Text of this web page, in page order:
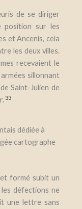
de se diriger
position sur les
et Ancenis, cela
les deux villes.
recevaient le
sillonnant
Saint-Julien de
33
dédiée à
cartographe
formé subit un
défections ne
une lettre sans